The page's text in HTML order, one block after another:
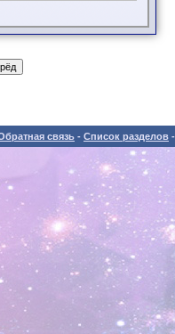
связь - Список разделов -